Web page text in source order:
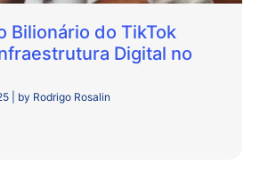
Bilionário do TikTok
Digital no
by Rodrigo Rosalin